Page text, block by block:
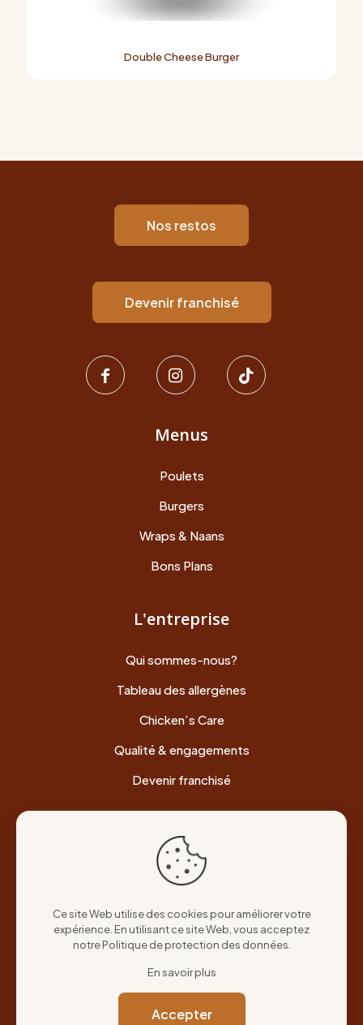
Double Cheese Burger
Nos restos
Devenir franchisé
Menus
Poulets
Burgers
Wraps & Naans
Bons Plans
L'entreprise
Qui sommes-nous?
Tableau des allergènes
Chicken’s Care
Qualité & engagements
Devenir franchisé
Informations légales
Politique de confidentialité
Mentions légales
Pour votre santé, mangez au moins cinq fruits et légumes
Ce site Web utilise des cookies pour améliorer votre
expérience. En utilisant ce site Web, vous acceptez
notrePolitique de protection des données
En savoir plus
Accepter